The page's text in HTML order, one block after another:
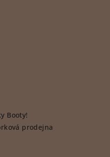
Booty!
prodejna